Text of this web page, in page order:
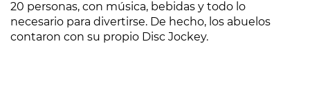
20 personas, con música, bebidas y todo lo
necesario para divertirse. De hecho, los abuelos
contaron con su propio Disc Jockey.